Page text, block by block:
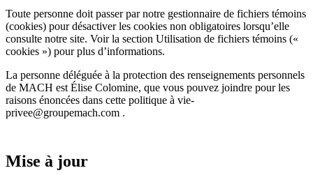
Toute personne doit passer par notre gestionnaire de fichiers témoins
(cookies) pour désactiver les cookies non obligatoires lorsqu’elle
consulte notre site. Voir la section Utilisation de fichiers témoins («
cookies ») pour plus d’informations.
La personne déléguée à la protection des renseignements personnels
de MACH est Élise Colomine, que vous pouvez joindre pour les
raisons énoncées dans cette politique à vie-
privee@groupemach.com .
Mise à jour